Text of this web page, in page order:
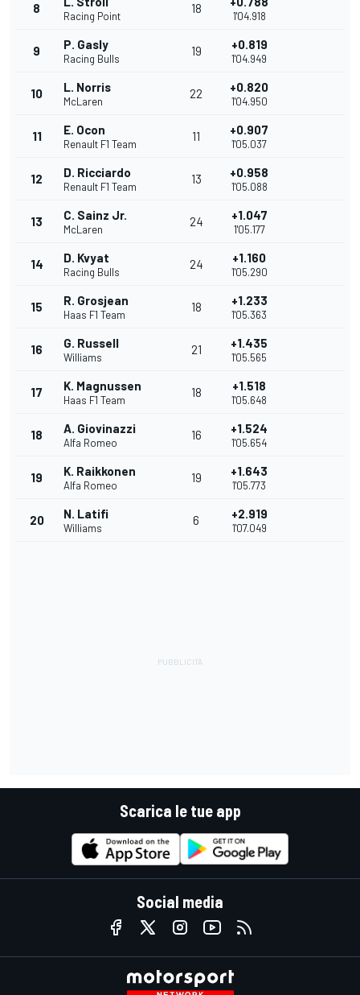
8
Racing Point
18
1'04.918
9 P. Gasly
Racing Bulls
19 +0.819
1'04.949
10 L. Norris
McLaren
22 +0.820
1'04.950
11 E. Ocon
Renault F1 Team
11 +0.907
1'05.037
12 D. Ricciardo
Renault F1 Team
13 +0.958
1'05.088
13 C. Sainz Jr.
McLaren
24 +1.047
1'05.177
14 D. Kvyat
Racing Bulls
24 +1.160
1'05.290
15 R. Grosjean
Haas F1 Team
18 +1.233
1'05.363
16 G. Russell
Williams
21 +1.435
1'05.565
17 K. Magnussen
Haas F1 Team
18 +1.518
1'05.648
18 A. Giovinazzi
Alfa Romeo
16 +1.524
1'05.654
19 K. Raikkonen
Alfa Romeo
19 +1.643
1'05.773
20 N. Latifi
Williams
6 +2.919
1'07.049
Scarica le tue app
Social media